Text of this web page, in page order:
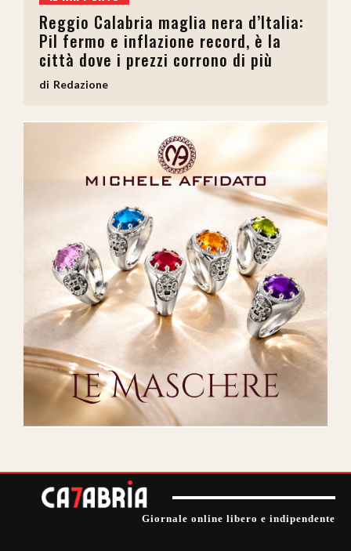
Reggio Calabria maglia nera d’Italia:
Pil fermo e inflazione record, è la
città dove i prezzi corrono di più
Redazione
Giornale online libero e indipendente